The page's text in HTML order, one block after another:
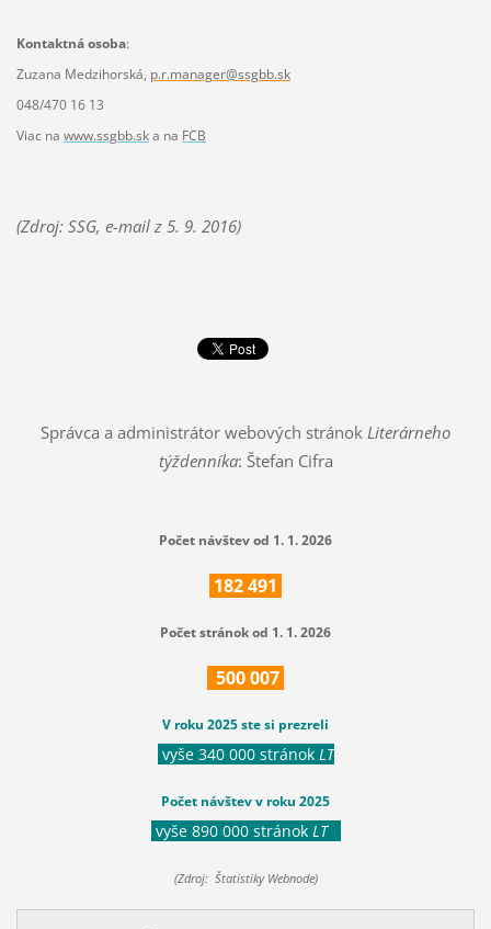
Kontaktná osoba:
Zuzana Medzihorská, p.r.manager@ssgbb.sk
048/470 16 13
Viac na www.ssgbb.ska na FCB
(Zdroj: SSG, e-mail z 5. 9. 2016)
Správca a administrátor webových stránok Literárneho
týždenníka: Štefan Cifra
Počet návštev od 1. 1. 2026
182491
Počet stránok od 1. 1. 2026
500007
V roku 2025 ste si prezreli
vyše 340 000 stránok LT
Počet návštev v roku 2025
vyše 890 000 stránok LT
(Zdroj: Štatistiky Webnode)